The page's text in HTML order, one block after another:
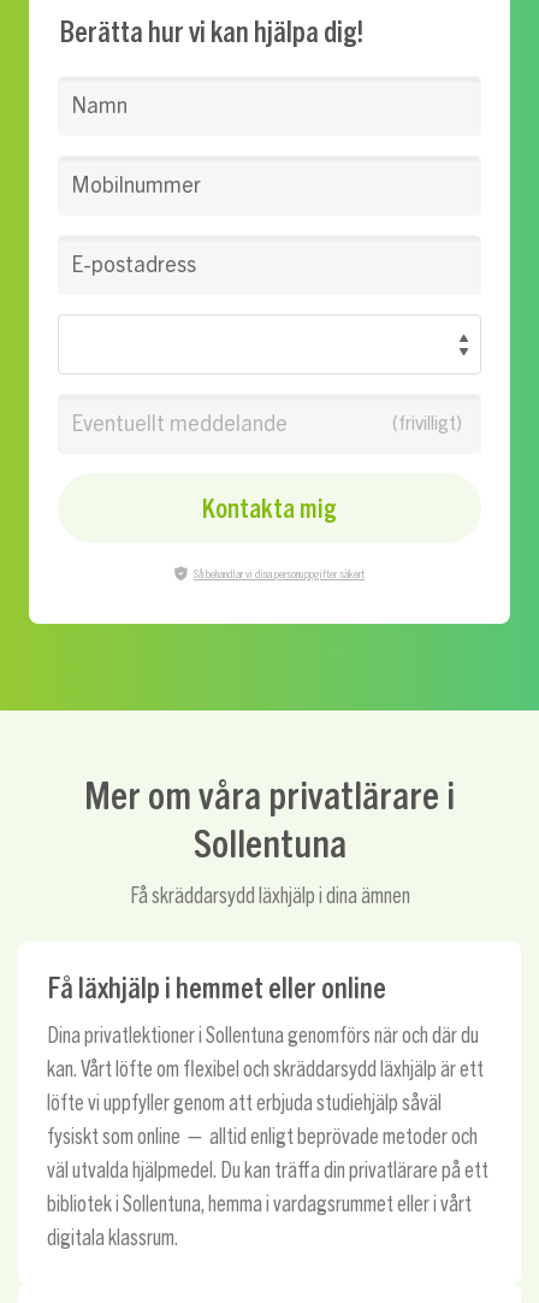
Berätta hur vi kan hjälpa dig!
Namn
Mobilnummer
E-postadress
Eventuellt meddelande
Kontakta mig
Så behandlar vi dina personuppgifter säkert
Mer om våra privatlärare i
Sollentuna
Få skräddarsydd läxhjälp i dina ämnen
Få läxhjälp i hemmet eller online
Dina privatlektioner i Sollentuna genomförs när och där du
kan. Vårt löfte om flexibel och skräddarsydd läxhjälp är ett
löfte vi uppfyller genom att erbjuda studiehjälp såväl
fysiskt som online — alltid enligt beprövade metoder och
väl utvalda hjälpmedel. Du kan träffa din privatlärare på ett
bibliotek i Sollentuna, hemma i vardagsrummet eller i vårt
digitala klassrum.